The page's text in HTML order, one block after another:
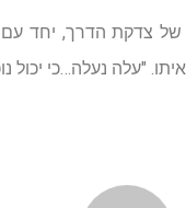
צדקת הדרך, יחד
"עלה נעלה…כי יכול